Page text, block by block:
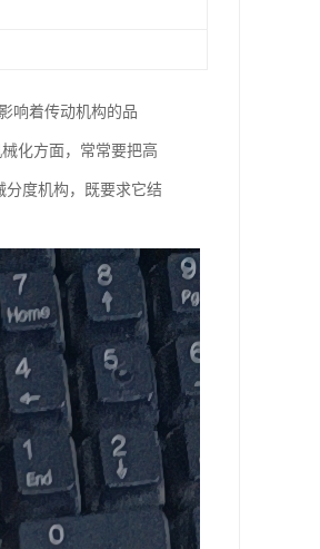
响着传动机构的品
化方面，常常要把高
分度机构，既要求它结